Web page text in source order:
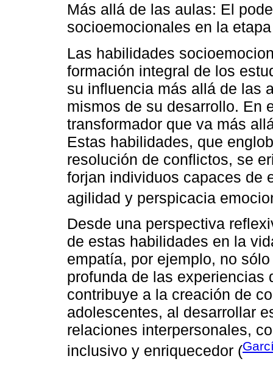
Más allá de las aulas: El
socioemocionales en la
Las habilidades
formación integral de los
su influencia más allá de las
mismos de su desarrollo. En
transformador que va más
Estas habilidades, que
resolución de conflictos, se
forjan individuos capaces de
agilidad y perspicacia
Desde una perspectiva
de estas habilidades en la
empatía, por ejemplo, no
profunda de las experiencias
contribuye a la creación de
adolescentes, al desarrollar
relaciones interpersonales,
inclusivo y enriquecedor (